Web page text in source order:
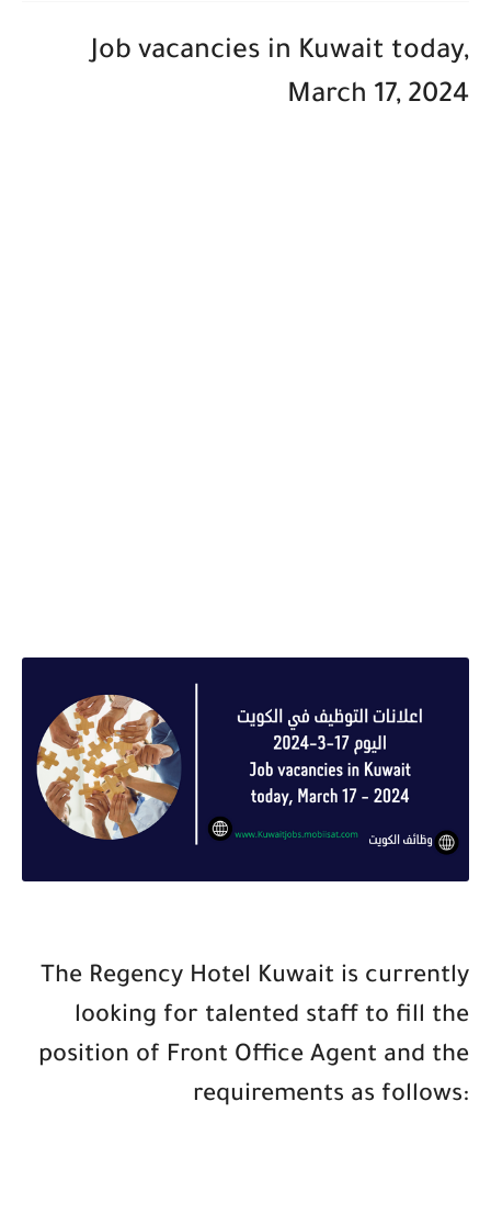
Job vacancies in Kuwait today,
March 17, 2024
The Regency Hotel Kuwait is currently
looking for talented staff to fill the
position of Front Office Agent and the
requirements as follows: